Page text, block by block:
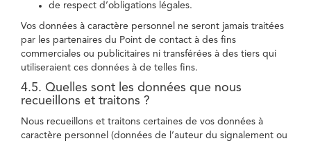
de respect d’obligations légales.
Vos données à caractère personnel ne seront jamais traitées
par les partenaires du Point de contact à des fins
commerciales ou publicitaires ni transférées à des tiers qui
utiliseraient ces données à de telles fins.
4.5. Quelles sont les données que nous
recueillons et traitons ?
Nous recueillons et traitons certaines de vos données à
caractère personnel (données de l’auteur du signalement ou